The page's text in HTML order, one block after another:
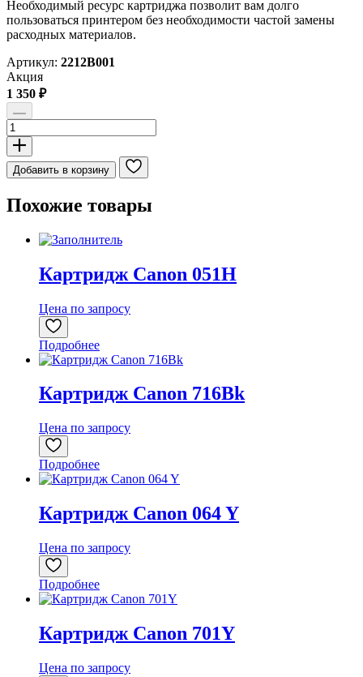
Необходимый ресурс картриджа позволит вам долго
пользоваться принтером без необходимости частой замены
расходных материалов.
Артикул: 2212B001
Акция
1 350 ₽
Количество
товара
Картридж
Canon
103Bk
Добавить в корзину
Похожие товары
Картридж Canon 051H
Цена по запросу
Подробнее
Картридж Canon 716Bk
Цена по запросу
Подробнее
Картридж Canon 064 Y
Цена по запросу
Подробнее
Картридж Canon 701Y
Цена по запросу